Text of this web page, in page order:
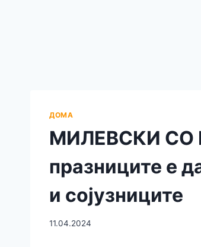
ДОМА
МИЛЕВСКИ СО
празниците е
и сојузниците
11.04.2024